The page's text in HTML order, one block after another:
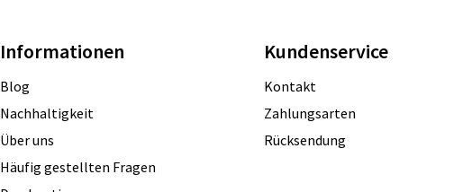
Informationen
Blog
Nachhaltigkeit
Über uns
Häufig gestellten Fragen
Kundenservice
Kontakt
Zahlungsarten
Rücksendung